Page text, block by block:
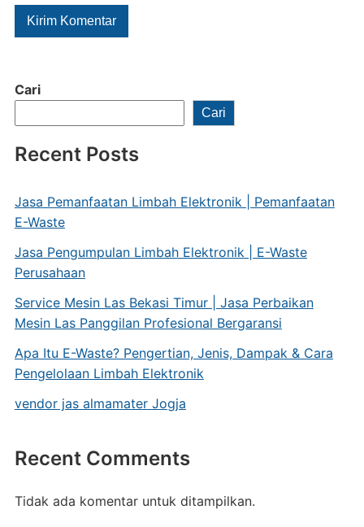
Cari
Cari
Recent Posts
Jasa Pemanfaatan Limbah Elektronik | Pemanfaatan
E-Waste
Jasa Pengumpulan Limbah Elektronik | E-Waste
Perusahaan
Service Mesin Las Bekasi Timur | Jasa Perbaikan
Mesin Las Panggilan Profesional Bergaransi
Apa Itu E-Waste? Pengertian, Jenis, Dampak & Cara
Pengelolaan Limbah Elektronik
vendor jas almamater Jogja
Recent Comments
Tidak ada komentar untuk ditampilkan.